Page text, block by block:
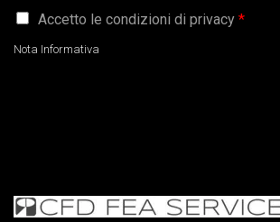
G
P
e
n
Accetto le condizioni di privacy *
Nota Informativa